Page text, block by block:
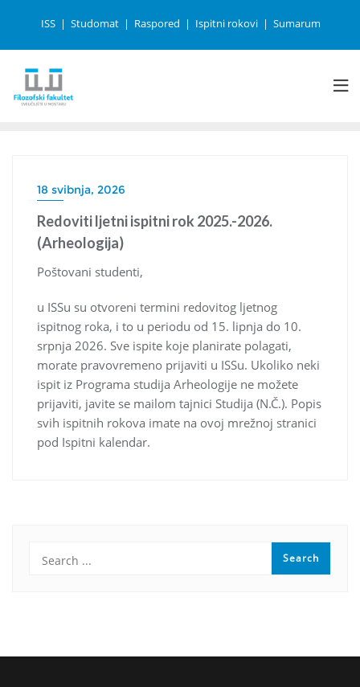
ISS Studomat Raspored Ispitni rokovi Sumarum
18 svibnja, 2026
Redoviti ljetni ispitni rok 2025.-2026.
(Arheologija)
Poštovani studenti,
u ISSu su otvoreni termini redovitog ljetnog
ispitnog roka, i to u periodu od 15. lipnja do 10.
srpnja 2026. Sve ispite koje planirate polagati,
morate pravovremeno prijaviti u ISSu. Ukoliko neki
ispit iz Programa studija Arheologije ne možete
prijaviti, javite se mailom tajnici Studija (N.Č.). Popis
svih ispitnih rokova imate na ovoj mrežnoj stranici
pod Ispitni kalendar.